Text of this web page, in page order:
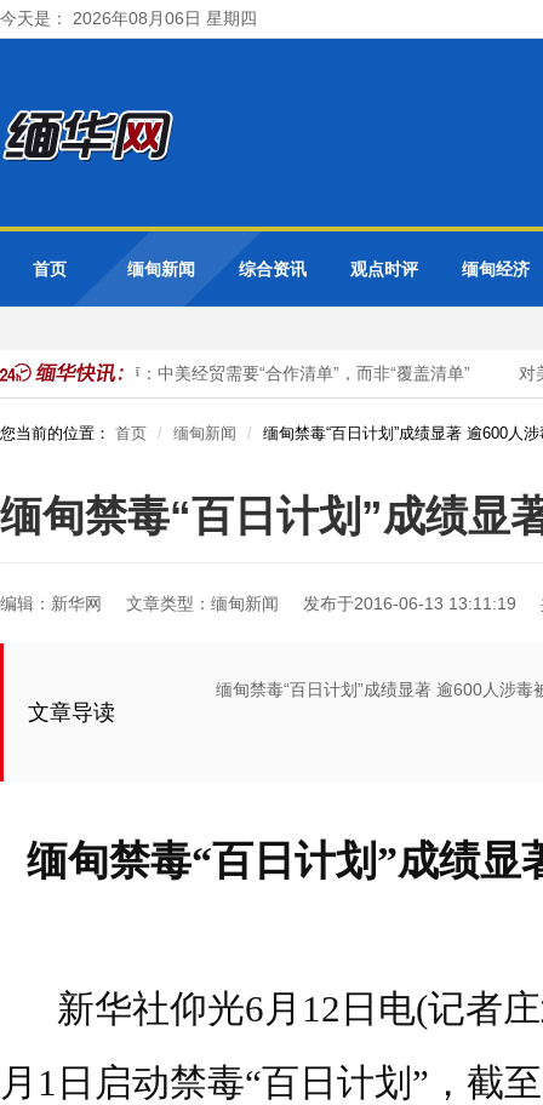
今天是： 2026年08月06日 星期四
首页 缅甸新闻 综合资讯 观点时评 缅甸经济
事？ 钟声：中美经贸需要“合作清单”，而非“覆盖清单” 对
您当前的位置： 首页 缅甸新闻 缅甸禁毒“百日计划”成绩显著 逾600人
缅甸禁毒“百日计划”成绩显
编辑：新华网 文章类型：缅甸新闻 发布于2016-06-13 13:11:19
文章导读
缅甸禁毒“百日计划”成绩显著 逾600人涉毒
缅甸禁毒“百日计划”成绩显
新华社仰光6月12日电(记者庄
月1日启动禁毒“百日计划”，截